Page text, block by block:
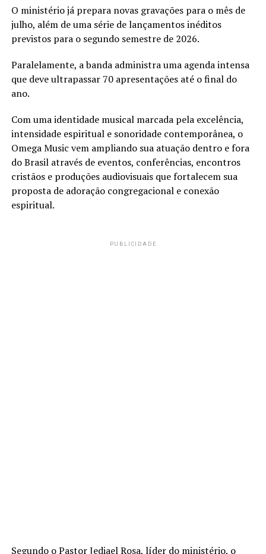
O ministério já prepara novas gravações para o mês de
julho, além de uma série de lançamentos inéditos
previstos para o segundo semestre de 2026.
Paralelamente, a banda administra uma agenda intensa
que deve ultrapassar 70 apresentações até o final do
ano.
Com uma identidade musical marcada pela excelência,
intensidade espiritual e sonoridade contemporânea, o
Omega Music vem ampliando sua atuação dentro e fora
do Brasil através de eventos, conferências, encontros
cristãos e produções audiovisuais que fortalecem sua
proposta de adoração congregacional e conexão
espiritual.
PUBLICIDADE
Segundo o Pastor Jediael Rosa, líder do ministério, o